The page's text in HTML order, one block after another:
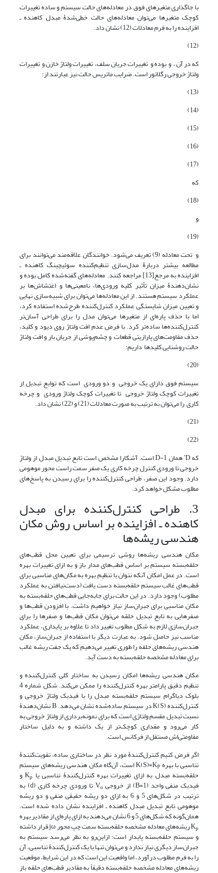
با جاگذاری متغیرهای فوق در معادله‌های حالت سیستم و ساده تغییرات
کوچک متغیرها می‌توان معادله‌های حالت خطی‌شدۀ مبدل کاهنده ـ
افزاینده را به فرم معادلات (12) نشان داد.
(12)
که در آن ، و بوده و تغییرات جریان سلف، تغییرات ولتاژ خازن و تغییرات
ولتاژ خروجی رگلاتور است. ضرایب ماتریس حالت نیز عبارتند از:
(13)
(14)
(15)
(16)
(17)
که
(18)
و
(19)
و تحت معادله (9) تعریف می‌شود. خوانندگان علاقه‌مند می‌توانند برای
مطالعه بیشتر دربارۀ مدل‌سازی تنظیم‌کننده سوئیچینگ کاهنده ـ
افزاینده به مرجع[13] مراجعه کنند. معادله‌های گفته‌شده کامل بوده و
نشان‌دهندۀ میزان تأثیر کلیه ورودی‌ها، نامعینی‌ها و اغتشاش‌ها بر
عملکرد سیستم هستند. از این معادله‌ها می‌توان برای شبیه‌سازی نهایی
و تعیین میزان شایستگی عملکرد کنترل‌کننده طرح‌شده استفاده کرد،
اما با حذف پاره‌ای از متغیرها می‌توان مدل را برای طراحی آسان‌تر
کنترل‌کننده‌ها ساده‌تر کرد. با فرض عدم افت ولتاژ روی دیود و کلید،
حذف مقاومت‌های پارازیتی قطعات و چشم‌پوشی از جریان بار و افت ولتاژ
حالت روشنایی کلیدها داریم:
(20)
سیستم فوق دارای یک خروجی و دو ورودی است که توابع تبدیل از
تغییرات کوچک ولتاژ خروجی تا تغییرات کوچک ولتاژ ورودی و چرخه
کاری را می‌توان به ترتیب به صورت معادلات (21) و (22) نشان داد.
(21)
(22)
که Dʹ همان 1-D است. آشکارا مشخص است تابع تبدیل مبدل از ولتاژ
خروجی تا ورودی کنترل چرخه کاری یک صفر سمت راست محور موهومی
دارد. وجود این صفر، طراحی کنترل‌کننده را برای رسیدن به پاسخ‌های
مطلوب مشکل خواهد کرد.
3. طراحی کنترل‌کننده برای مبدل
کاهنده ـ افزاینده بر اساس روش مکان
هندسی ریشه‌ها
مکان هندسی ریشه‌ها روشی ترسیمی برای تعیین محل قطب‌های
حلقه‌‌بسته سیستم بر اساس قطب‌های مدار باز و به ازای تغییرات بهره
است. در عمل امکان آنکه نتوان با تنظیم بهره به مکان‌های مناسبی برای
قطب‌های غالب سیستم حلقه‌بسته دست یافت (دست‌نیافتن به عملکرد
مطلوب) وجود دارد. در این حالت برای جابه‌جایی قطب‌های حلقه‌‌بسته به
مکان مناسبی برای جبران‌ساز نیاز خواهیم داشت. با افزودن قطب‌ها و
صفرهایی به تابع تبدیل حلقه می‌توان مکان قطب‌ها و صفرها را برای
جبران‌سازی لازم به شکل مطلوب تغییر داد تا علاوه بر پایداری، عملکرد
مناسب نیز حاصل شود. به عبارت دیگر با استفاده از جبران‌ساز، مکان
هندسی ریشه‌های حلقه را طوری تغییر می‌دهیم که یک جفت ریشه غالب
برای معادله مشخصه حلقه‌‌بسته به دست آید.
مکان هندسی ریشه‌ها امکان رسیدن به ساختار کلی کنترل‌کننده و
تنظیم دقیق پارامتر بهره کنترل‌کننده را ممکن می‌کند. شکل شماره 4
بلوک دیاگرام سیستم حلقه‌بسته مبدل را با فیدبک ولتاژ خروجی و
کنترل‌کننده K(S) در سیستم ساده‌شده نشان می‌دهد. B نشان‌دهندۀ
نسبت تبدیل مقسم ولتاژی است که برای نمونه‌برداری از ولتاژ خروجی به
کار می‌رود و مقداری کوچک‌تر از یک داشته و به دلیل ساختار
مقاومتی‌اش مستقل از فرکانس است.
اگر فرض کنیم کنترل‌کنندۀ مورد نظر در ساختاری ساده، تقویت‌کنندۀ
تناسبی با بهره K(S)=K P است، آن‌گاه مکان هندسی ریشه‌های سیستم
حلقه‌بسته مبدل به ازای تغییرات بهره کنترل‌کنندۀ تناسبی یا K p و
فیدبک منفی واحد (B=1) از خروجی V o تا ورودی چرخه کاری (d) به
ترتیب در شکل‌های 5 و 6 به ازای دو ریشه حقیقی منفی و دو ریشه
موهومی تابع تبدیل مبدل کاهنده ـ افزاینده نشان داده شده است.
همان‌گونه که شکل‌های 5 و 6 نشان می‌دهند به ازای پاره‌ای از مقادیر بهره
Kp ریشه‌های معادله مشخصه حلقه‌‌بسته سمت چپ محور jω قرار داشته
و سیستم حلقه‌بسته پایدار است؛ ازاین‌رو به نظر می‌رسد سیستم به
جبران‌ساز دیگری نیاز ندارد و می‌توان تنها با یک کنترل‌کنندۀ تناسبی، آن
را به فرم مطلوب درآورد، اما واقعیت این است که در این شرایط، موقعیت
ریشه‌های معادله مشخصه حلقه‌‌بسته دقیقاً به مقادیر قطب‌های حلقه باز